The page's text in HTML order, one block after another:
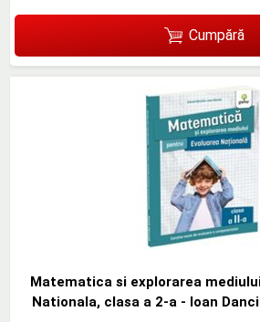
Cumpără
Matematica si explorarea
Nationala, clasa a 2-a - Ioan